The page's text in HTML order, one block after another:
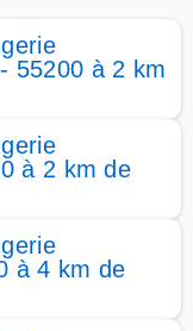
55200 à 2 km
à 2 km de
à 4 km de